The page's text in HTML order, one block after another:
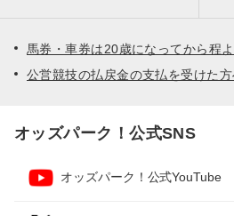
馬券・車券は20歳になってから程
公営競技の払戻金の支払を受けた
オッズパーク！公式SNS
オッズパーク！公式YouTube